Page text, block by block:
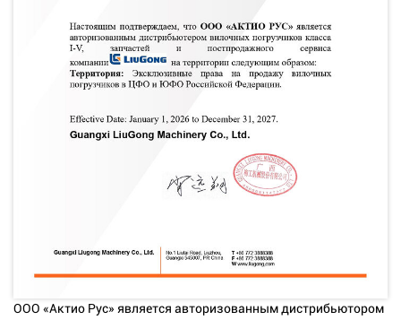
ООО «Актио Рус» является авторизованным дистрибьютором